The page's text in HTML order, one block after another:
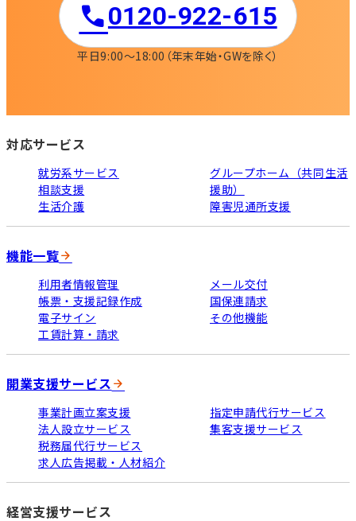
0120-922-615​
平日9:00〜18:00 （年末年始・GWを除く）
対応サービス
就労系サービス
相談支援
生活介護
グループホーム（共同生活
援助）
障害児通所支援
機能一覧
利用者情報管理
帳票・支援記録作成
電子サイン
工賃計算・請求
メール交付
国保連請求
その他機能
開業支援サービス
事業計画立案支援
法人設立サービス
税務届代行サービス
求人広告掲載・人材紹介
指定申請代行サービス
集客支援サービス
経営支援サービス